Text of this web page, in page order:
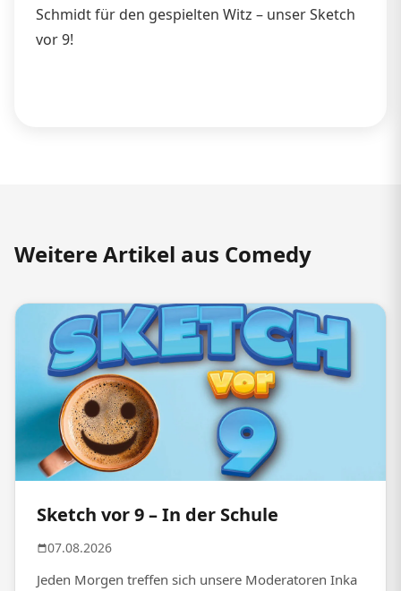
Schmidt für den gespielten Witz – unser Sketch
vor 9!
Weitere Artikel aus Comedy
Sketch vor 9 – In der Schule
07.08.2026
Jeden Morgen treffen sich unsere Moderatoren Inka